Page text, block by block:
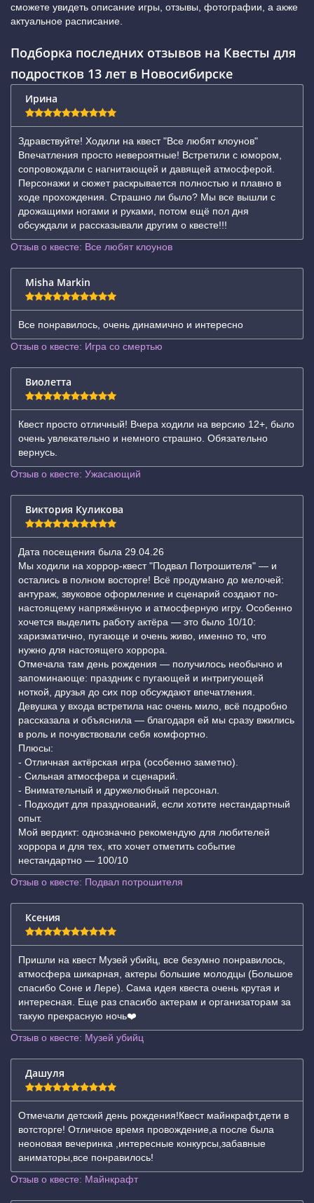
сможете увидеть описание игры, отзывы, фотографии, а акже
актуальное расписание.
Подборка последних отзывов на Квесты для
подростков 13 лет в Новосибирске
Ирина
Здравствуйте! Ходили на квест "Все любят клоунов"
Впечатления просто невероятные! Встретили с юмором,
сопровождали с нагнитающей и давящей атмосферой.
Персонажи и сюжет раскрывается полностью и плавно в
ходе прохождения. Страшно ли было? Мы все вышли с
дрожащими ногами и руками, потом ещё пол дня
обсуждали и рассказывали другим о квесте!!!
Отзыв о квесте: Все любят клоунов
Misha Markin
Все понравилось, очень динамично и интересно
Отзыв о квесте: Игра со смертью
Виолетта
Квест просто отличный! Вчера ходили на версию 12+, было
очень увлекательно и немного страшно. Обязательно
вернусь.
Отзыв о квесте: Ужасающий
Виктория Куликова
Дата посещения была 29.04.26
Мы ходили на хоррор-квест "Подвал Потрошителя" — и
остались в полном восторге! Всё продумано до мелочей:
антураж, звуковое оформление и сценарий создают по-
настоящему напряжённую и атмосферную игру. Особенно
хочется выделить работу актёра — это было 10/10:
харизматично, пугающе и очень живо, именно то, что
нужно для настоящего хоррора.
Отмечала там день рождения — получилось необычно и
запоминающе: праздник с пугающей и интригующей
ноткой, друзья до сих пор обсуждают впечатления.
Девушка у входа встретила нас очень мило, всё подробно
рассказала и объяснила — благодаря ей мы сразу вжились
в роль и почувствовали себя комфортно.
Плюсы:
- Отличная актёрская игра (особенно заметно).
- Сильная атмосфера и сценарий.
- Внимательный и дружелюбный персонал.
- Подходит для празднований, если хотите нестандартный
опыт.
Мой вердикт: однозначно рекомендую для любителей
хоррора и для тех, кто хочет отметить событие
нестандартно — 100/10
Отзыв о квесте: Подвал потрошителя
Ксения
Пришли на квест Музей убийц, все безумно понравилось,
атмосфера шикарная, актеры большие молодцы (Большое
спасибо Соне и Лере). Сама идея квеста очень крутая и
интересная. Еще раз спасибо актерам и организаторам за
такую прекрасную ночь❤️
Отзыв о квесте: Музей убийц
Дашуля
Отмечали детский день рождения!Квест майнкрафт,дети в
вотсторге! Отличное время провождение,а после была
неоновая вечеринка ,интересные конкурсы,забавные
аниматоры,все понравилось!
Отзыв о квесте: Майнкрафт